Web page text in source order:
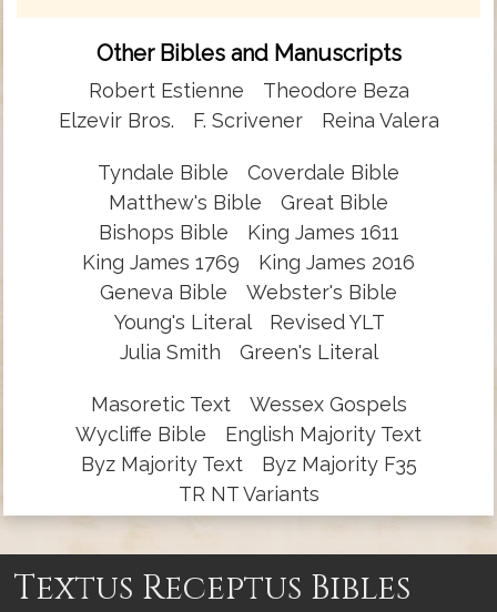
Other Bibles and Manuscripts
Robert Estienne
Theodore Beza
Elzevir Bros.
F. Scrivener Reina Valera
Tyndale Bible
Coverdale Bible
Matthew's Bible
Great Bible
Bishops Bible
King James 1611
King James 1769
King James 2016
Geneva Bible
Webster's Bible
Young's Literal
Revised YLT
Julia Smith
Green's Literal
Masoretic Text
Wessex Gospels
Wycliffe Bible
English Majority Text
Byz Majority Text
Byz Majority F35
TR NT Variants
Textus Receptus Bibles